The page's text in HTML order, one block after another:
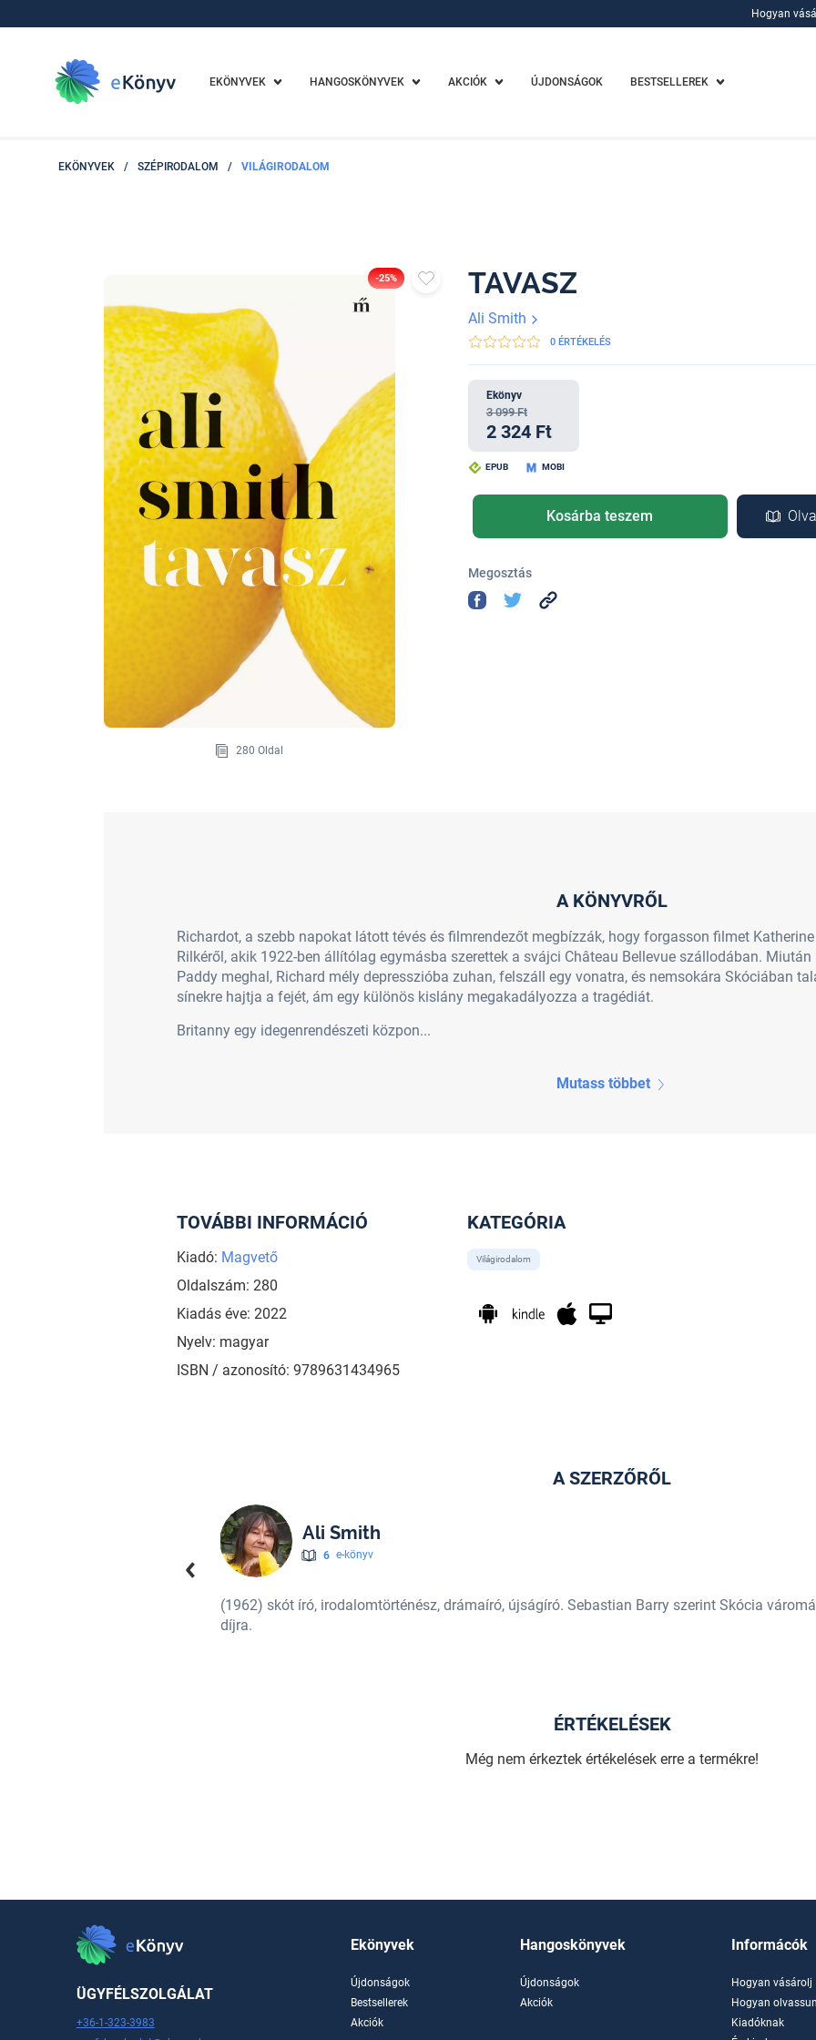
Hogyan
EKÖNYVEK HANGOSKÖNYVEK AKCIÓK ÚJDONSÁGOK BESTSELLEREK
EKÖNYVEK / SZÉPIRODALOM / VILÁGIRODALOM
-25%
280 Oldal
TAVASZ
Ali Smith
0 ÉRTÉKELÉS
Ekönyv
3 099 Ft
2 324 Ft
EPUB MOBI
Kosárba teszem
Megosztás
A KÖNYVRŐL
Richardot, a szebb napokat látott tévés és filmrendezőt megbízzák, hogy forgasson filmet
Rilkéről, akik 1922-ben állítólag egymásba szerettek a svájci Château Bellevue szállodában.
Paddy meghal, Richard mély depresszióba zuhan, felszáll egy vonatra, és nemsokára Skóciában
sínekre hajtja a fejét, ám egy különös kislány megakadályozza a tragédiát.
Britanny egy idegenrendészeti közpon...
Mutass többet
TOVÁBBI INFORMÁCIÓ
Kiadó: Magvető
Oldalszám: 280
Kiadás éve: 2022
Nyelv: magyar
ISBN / azonosító: 9789631434965
KATEGÓRIA
Világirodalom
A SZERZŐRŐL
Ali Smith
6 e-könyv
(1962) skót író, irodalomtörténész, drámaíró, újságíró. Sebastian Barry szerint Skócia
díjra.
ÉRTÉKELÉSEK
Még nem érkeztek értékelések erre a termékre!
ÜGYFÉLSZOLGÁLAT
+36-1-323-3983
Ekönyvek
Újdonságok
Bestsellerek
Akciók
Hangoskönyvek
Újdonságok
Akciók
Informácók
Hogyan vásárolj
Hogyan
Kiadóknak